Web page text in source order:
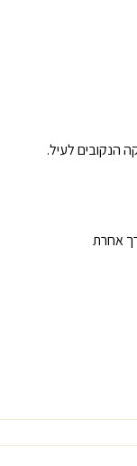
הנקובים לעיל.
אחרת